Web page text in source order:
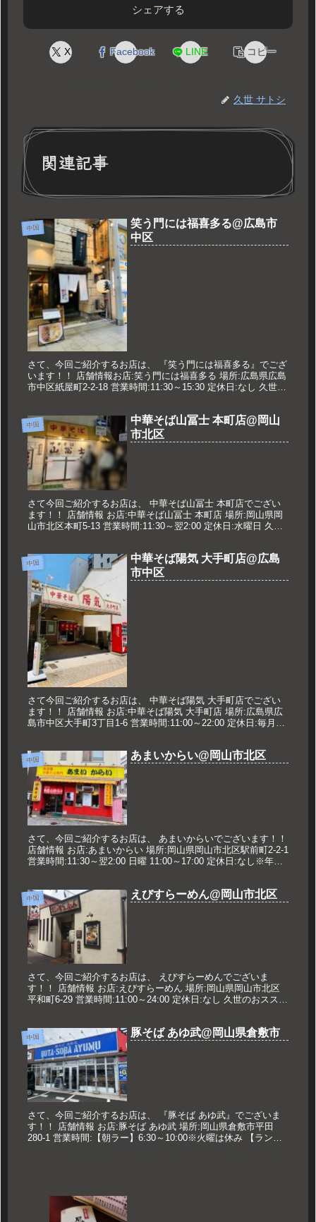
シェアする
X Facebook LINE コピー
久世 サトシ
関連記事
中国
笑う門には福喜多る@広島市
中区
さて、今回ご紹介するお店は、 『笑う門には福喜多る』でござ
います！！ 店舗情報お店:笑う門には福喜多る 場所:広島県広島
市中区紙屋町2-2-18 営業時間:11:30～15:30 定休日:なし 久世の
中国
中華そば山冨士 本町店@岡山
市北区
さて今回ご紹介するお店は、 中華そば山冨士 本町店でござい
ます！！ 店舗情報 お店:中華そば山冨士 本町店 場所:岡山県岡
山市北区本町5-13 営業時間:11:30～翌2:00 定休日:水曜日 久世
中国
中華そば陽気 大手町店@広島
市中区
さて今回ご紹介するお店は、 中華そば陽気 大手町店でござい
ます！！ 店舗情報 お店:中華そば陽気 大手町店 場所:広島県広
島市中区大手町3丁目1-6 営業時間:11:00～22:00 定休日:毎月6
中国 あまいからい@岡山市北区
さて、今回ご紹介するお店は、 あまいからいでございます！！
店舗情報 お店:あまいからい 場所:岡山県岡山市北区駅前町2-2-1
営業時間:11:30～翌2:00 日曜 11:00～17:00 定休日:なし※年末
中国 えびすらーめん@岡山市北区
さて、今回ご紹介するお店は、 えびすらーめんでございま
す！！ 店舗情報 お店:えびすらーめん 場所:岡山県岡山市北区
平和町6-29 営業時間:11:00～24:00 定休日:なし 久世のおススメ
中国 豚そば あゆ武@岡山県倉敷市
さて、今回ご紹介するお店は、 『豚そば あゆ武』でございま
す！！ 店舗情報 お店:豚そば あゆ武 場所:岡山県倉敷市平田
280-1 営業時間:【朝ラー】6:30～10:00※火曜は休み 【ランチ